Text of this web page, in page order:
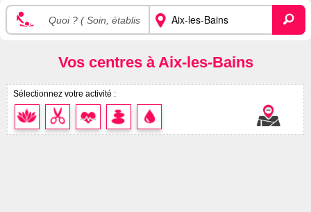
Vos centres à Aix-les-Bains
Sélectionnez votre activité :